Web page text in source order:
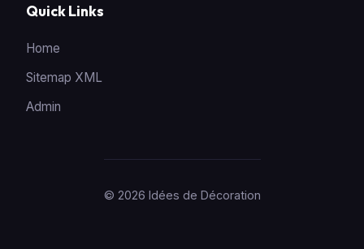
Quick Links
Home
Sitemap XML
Admin
© 2026 Idées de Décoration